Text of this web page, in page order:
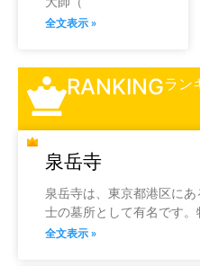
全文表示 »
RANKINGラン
泉岳寺
泉岳寺は、東京都港区に
士の墓所として有名です。
全文表示 »